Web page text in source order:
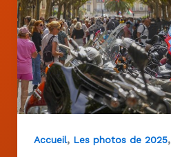
Accueil, Les photos de 2025,